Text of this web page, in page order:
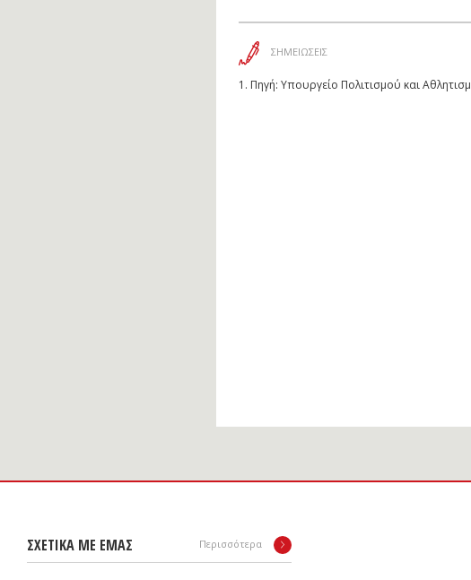
ΣΗΜΕΙΩΣΕΙΣ
1. Πηγή: Υπουργείο Πολιτισμού και
ΣΧΕΤΙΚΑ ΜΕ ΕΜΑΣ Περισσότερα